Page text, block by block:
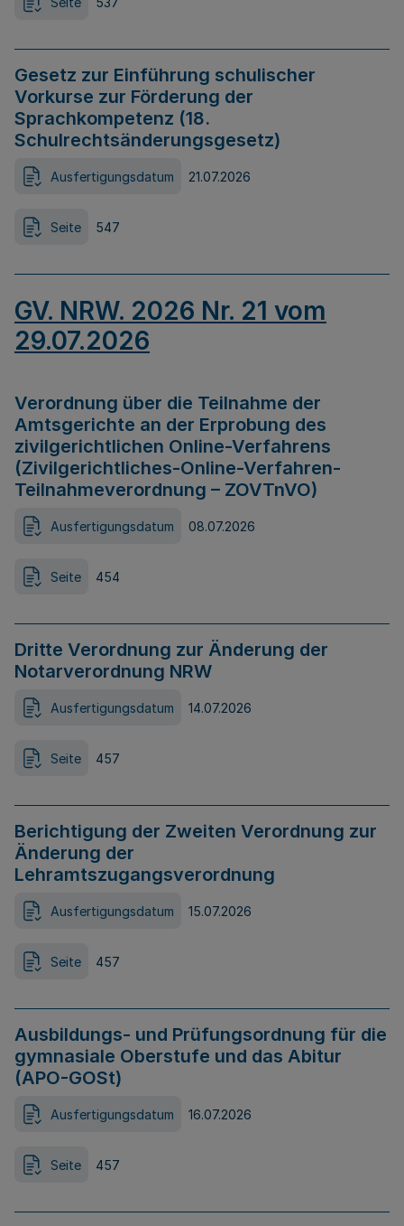
Gesetz zur Einführung schulischer
Vorkurse zur Förderung der
Sprachkompetenz (18.
Schulrechtsänderungsgesetz)
Ausfertigungsdatum 21.07.2026
Seite 547
GV. NRW. 2026 Nr. 21 vom
29.07.2026
Verordnung über die Teilnahme der
Amtsgerichte an der Erprobung des
zivilgerichtlichen Online-Verfahrens
(Zivilgerichtliches-Online-Verfahren-
Teilnahmeverordnung – ZOVTnVO)
Ausfertigungsdatum 08.07.2026
Seite 454
Dritte Verordnung zur Änderung der
Notarverordnung NRW
Ausfertigungsdatum 14.07.2026
Seite 457
Berichtigung der Zweiten Verordnung zur
Änderung der
Lehramtszugangsverordnung
Ausfertigungsdatum 15.07.2026
Seite 457
Ausbildungs- und Prüfungsordnung für die
gymnasiale Oberstufe und das Abitur
(APO-GOSt)
Ausfertigungsdatum 16.07.2026
Seite 457